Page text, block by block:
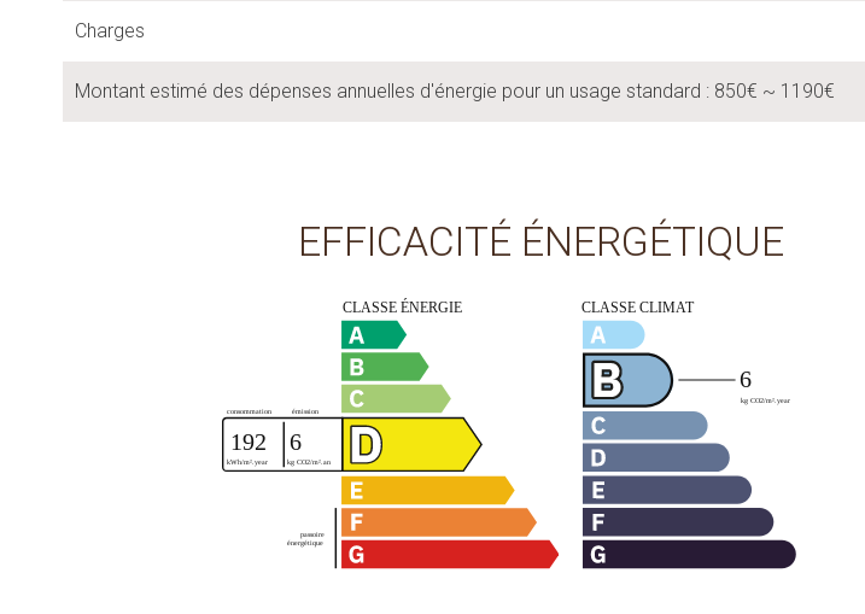
Charges
Montant estimé des dépenses annuelles d'énergie pour un usage standard : 850€ ~ 1190€
EFFICACITÉ ÉNERGÉTIQUE